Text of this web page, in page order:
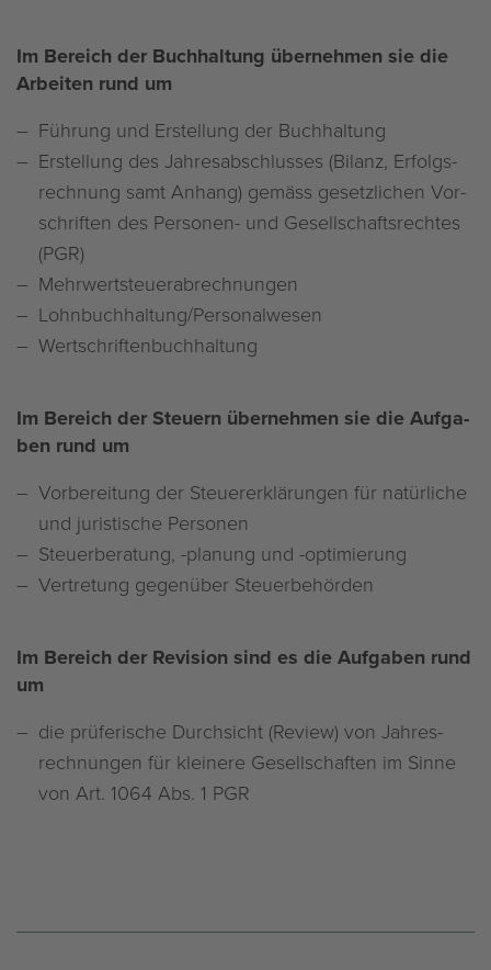
Im Be­reich der Buch­hal­tung über­neh­men sie die
Ar­bei­ten rund um
Füh­rung und Er­stel­lung der Buch­hal­tung
Er­stel­lung des Jah­res­ab­schlus­ses (Bi­lanz, Er­folgs­
rech­nung samt An­hang) ge­mäss ge­setz­li­chen Vor­
schrif­ten des Per­so­nen- und Ge­sell­schafts­rech­tes
(PGR)
Mehr­wert­steu­er­ab­rech­nun­gen
Lohn­buch­hal­tung/Per­so­nal­we­sen
Wert­schrif­ten­buch­hal­tung
Im Be­reich der Steu­ern über­neh­men sie die Auf­ga­
ben rund um
Vor­be­rei­tung der Steu­er­er­klä­run­gen für na­tür­li­che
und ju­ris­ti­sche Per­so­nen
Steu­er­be­ra­tung, -pla­nung und -op­ti­mie­rung
Ver­tre­tung ge­gen­über Steu­er­be­hör­den
Im Be­reich der Re­vi­si­on sind es die Auf­ga­ben rund
um
die prü­fe­ri­sche Durch­sicht (Re­view) von Jah­res­
rech­nun­gen für klei­ne­re Ge­sell­schaf­ten im Sinne
von Art. 1064 Abs. 1 PGR